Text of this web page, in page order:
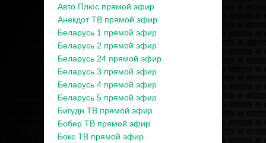
Авто Плюс прямой эфир
Анекдот ТВ прямой эфир
Беларусь 1 прямой эфир
Беларусь 2 прямой эфир
Беларусь 24 прямой эфир
Беларусь 3 прямой эфир
Беларусь 4 прямой эфир
Беларусь 5 прямой эфир
Бигуди ТВ прямой эфир
Бобер ТВ прямой эфир
Бокс ТВ прямой эфир